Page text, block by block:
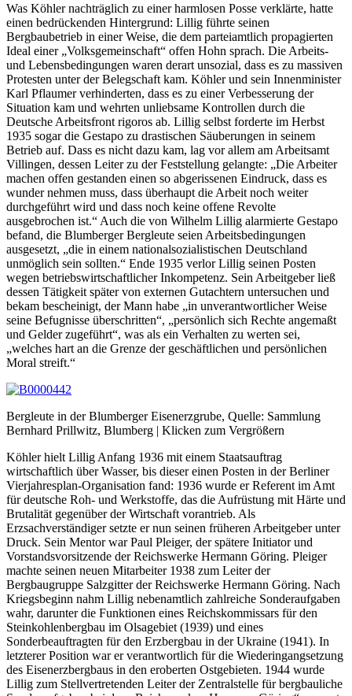
Was Köhler nachträglich zu einer harmlosen Posse verklärte, hatte
einen bedrückenden Hintergrund: Lillig führte seinen
Bergbaubetrieb in einer Weise, die dem parteiamtlich propagierten
Ideal einer „Volksgemeinschaft“ offen Hohn sprach. Die Arbeits-
und Lebensbedingungen waren derart unsozial, dass es zu massiven
Protesten unter der Belegschaft kam. Köhler und sein Innenminister
Karl Pflaumer verhinderten, dass es zu einer Verbesserung der
Situation kam und wehrten unliebsame Kontrollen durch die
Deutsche Arbeitsfront rigoros ab. Lillig selbst forderte im Herbst
1935 sogar die Gestapo zu drastischen Säuberungen in seinem
Betrieb auf. Dass es nicht dazu kam, lag vor allem am Arbeitsamt
Villingen, dessen Leiter zu der Feststellung gelangte: „Die Arbeiter
machen offen gestanden einen so abgerissenen Eindruck, dass es
wunder nehmen muss, dass überhaupt die Arbeit noch weiter
durchgeführt wird und dass noch keine offene Revolte
ausgebrochen ist.“ Auch die von Wilhelm Lillig alarmierte Gestapo
befand, die Blumberger Bergleute seien Arbeitsbedingungen
ausgesetzt, „die in einem nationalsozialistischen Deutschland
unmöglich sein sollten.“ Ende 1935 verlor Lillig seinen Posten
wegen betriebswirtschaftlicher Inkompetenz. Sein Arbeitgeber ließ
dessen Tätigkeit später von externen Gutachtern untersuchen und
bekam bescheinigt, der Mann habe „in unverantwortlicher Weise
seine Befugnisse überschritten“, „persönlich sich Rechte angemaßt
und Gelder zugeführt“, was als ein Verhalten zu werten sei,
„welches hart an die Grenze der geschäftlichen und persönlichen
Moral streift.“
Bergleute in der Blumberger Eisenerzgrube, Quelle: Sammlung
Bernhard Prillwitz, Blumberg | Klicken zum Vergrößern
Köhler hielt Lillig Anfang 1936 mit einem Staatsauftrag
wirtschaftlich über Wasser, bis dieser einen Posten in der Berliner
Vierjahresplan-Organisation fand: 1936 wurde er Referent im Amt
für deutsche Roh- und Werkstoffe, das die Aufrüstung mit Härte und
Brutalität gegenüber der Wirtschaft vorantrieb. Als
Erzsachverständiger setzte er nun seinen früheren Arbeitgeber unter
Druck. Sein Mentor war Paul Pleiger, der spätere Initiator und
Vorstandsvorsitzende der Reichswerke Hermann Göring. Pleiger
machte seinen neuen Mitarbeiter 1938 zum Leiter der
Bergbaugruppe Salzgitter der Reichswerke Hermann Göring. Nach
Kriegsbeginn nahm Lillig nebenamtlich zahlreiche Sonderaufgaben
wahr, darunter die Funktionen eines Reichskommissars für den
Steinkohlenbergbau im Olsagebiet (1939) und eines
Sonderbeauftragten für den Erzbergbau in der Ukraine (1941). In
letzterer Position war er verantwortlich für die Wiederingangsetzung
des Eisenerzbergbaus in den eroberten Ostgebieten. 1944 wurde
Lillig zum Stellvertretenden Leiter der Zentralstelle für bergbauliche